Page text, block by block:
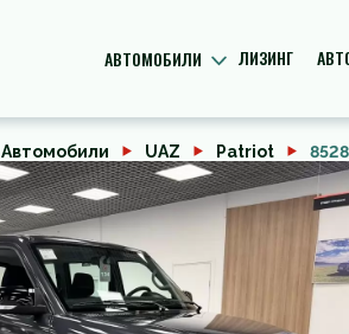
АВТОМОБИЛИ ЛИЗИНГ
Автомобили UAZ Patriot 8528